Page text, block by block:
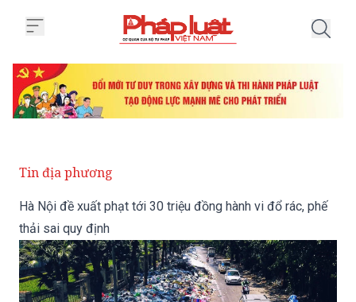
Tin địa phương
Hà Nội đề xuất phạt tới 30 triệu đồng hành vi đổ rác, phế
thải sai quy định